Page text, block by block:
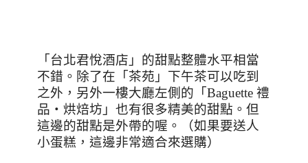
「台北君悅酒店」的甜點整體水平相當
不錯。除了在「茶苑」下午茶可以吃到
之外，另外一樓大廳左側的「 Baguette 禮
品‧烘焙坊」也有很多精美的甜點。但
這邊的甜點是外帶的喔。（如果要送人
小蛋糕，這邊非常適合來選購）